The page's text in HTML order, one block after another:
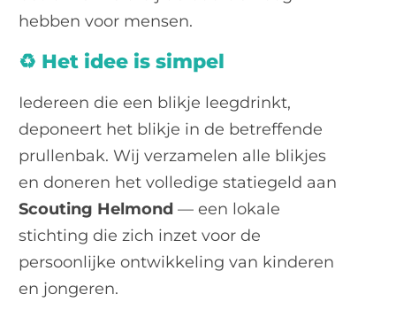
hebben voor mensen.
♻️ Het idee is simpel
Iedereen die een blikje leegdrinkt,
deponeert het blikje in de betreffende
prullenbak. Wij verzamelen alle blikjes
en doneren het volledige statiegeld aan
Scouting Helmond — een lokale
stichting die zich inzet voor de
persoonlijke ontwikkeling van kinderen
en jongeren.